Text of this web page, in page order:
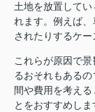
土地を放置して
れます。例えば
されたりするケー
これらが原因で
るおそれもある
間や費用を考え
とをおすすめしま